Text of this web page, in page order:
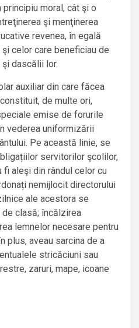
moral, cât şi o
şi menţinerea
revenea, în egală
celor care beneficiau de
dascălii lor.
auxiliar din care făcea
de multe ori,
emise de forurile
vederea uniformizării
Pe această linie, se
servitorilor şcolilor,
aleşi din rândul celor cu
nemijlocit directorului
ale acestora se
de clasă; încălzirea
lemnelor necesare pentru
plus, aveau sarcina de a
stricăciuni sau
zaruri, mape, icoane